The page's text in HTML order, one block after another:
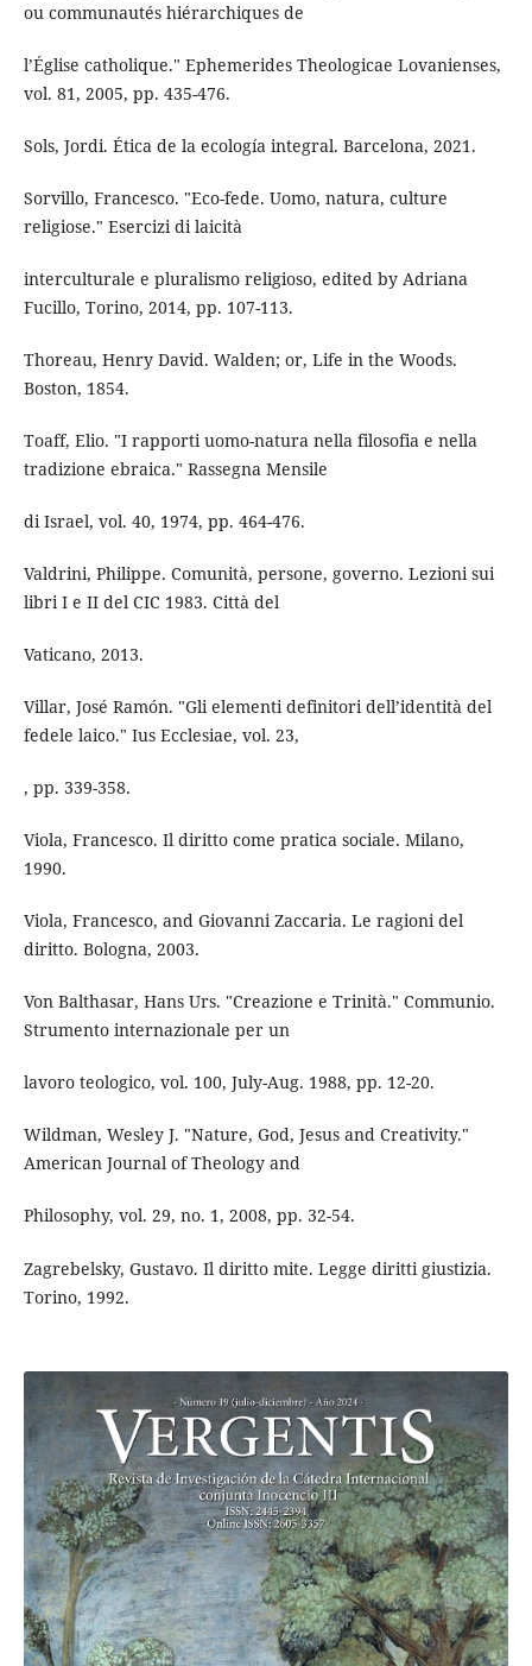
ou communautés hiérarchiques de
l’Église catholique." Ephemerides Theologicae Lovanienses,
vol. 81, 2005, pp. 435-476.
Sols, Jordi. Ética de la ecología integral. Barcelona, 2021.
Sorvillo, Francesco. "Eco-fede. Uomo, natura, culture
religiose." Esercizi di laicità
interculturale e pluralismo religioso, edited by Adriana
Fucillo, Torino, 2014, pp. 107-113.
Thoreau, Henry David. Walden; or, Life in the Woods.
Boston, 1854.
Toaff, Elio. "I rapporti uomo-natura nella filosofia e nella
tradizione ebraica." Rassegna Mensile
di Israel, vol. 40, 1974, pp. 464-476.
Valdrini, Philippe. Comunità, persone, governo. Lezioni sui
libri I e II del CIC 1983. Città del
Vaticano, 2013.
Villar, José Ramón. "Gli elementi definitori dell’identità del
fedele laico." Ius Ecclesiae, vol. 23,
, pp. 339-358.
Viola, Francesco. Il diritto come pratica sociale. Milano,
1990.
Viola, Francesco, and Giovanni Zaccaria. Le ragioni del
diritto. Bologna, 2003.
Von Balthasar, Hans Urs. "Creazione e Trinità." Communio.
Strumento internazionale per un
lavoro teologico, vol. 100, July-Aug. 1988, pp. 12-20.
Wildman, Wesley J. "Nature, God, Jesus and Creativity."
American Journal of Theology and
Philosophy, vol. 29, no. 1, 2008, pp. 32-54.
Zagrebelsky, Gustavo. Il diritto mite. Legge diritti giustizia.
Torino, 1992.